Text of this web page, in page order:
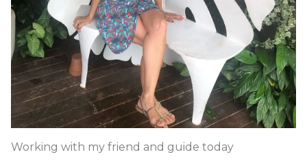
Working with my friend and guide today